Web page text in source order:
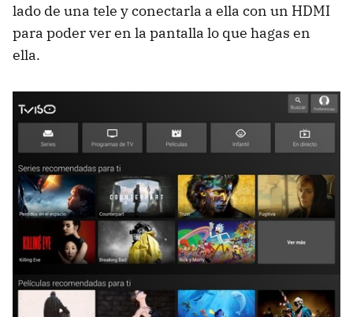
lado de una tele y conectarla a ella con un HDMI
para poder ver en la pantalla lo que hagas en
ella.